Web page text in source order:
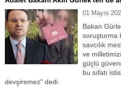
01 Mayıs
Bakan
soruşturma
savcılık
ve
güçlü
bu sıfatı
devşiremez" dedi.